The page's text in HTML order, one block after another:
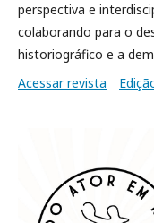
perspectiva e
colaborando para o
historiográfico e a
Acessar revista